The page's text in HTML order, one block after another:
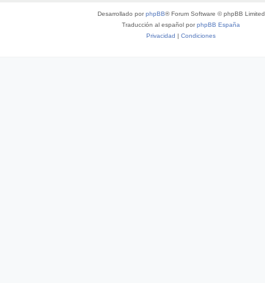
Desarrollado porphpBB® Forum Software © phpBB Limited
Traducción al español porphpBB España
Privacidad | Condiciones